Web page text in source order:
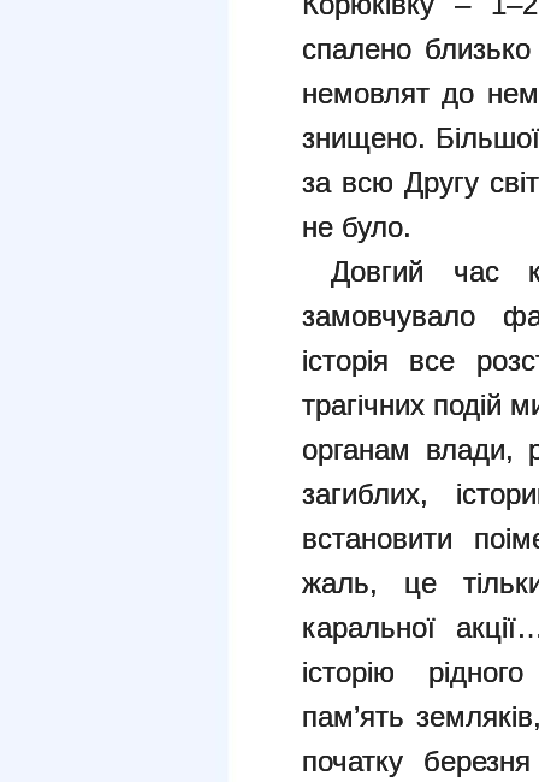
спалено близько
немовлят до
знищено. Більшої
за всю Другу
не було.
Довгий час
замовчувало
історія все
трагічних подій
органам влади,
загиблих,
встановити
жаль, це
каральної
історію
пам’ять
початку березня